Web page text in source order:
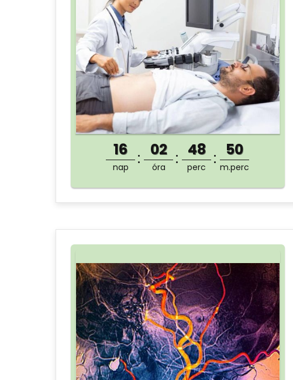
16
nap
02
óra
48
perc
50
m.perc